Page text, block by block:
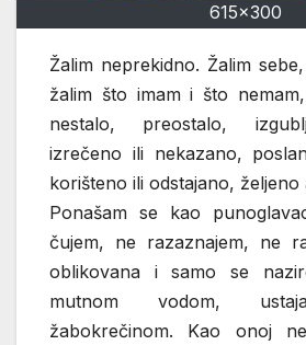
615x300
Žalim neprekidno. Žalim
žalim što imam i što
nestalo, preostalo,
izrečeno ili nekazano,
korišteno ili odstajano,
Ponašam se kao
čujem, ne razaznajem, ne
oblikovana i samo se
mutnom vodom,
žabokrečinom. Kao onoj